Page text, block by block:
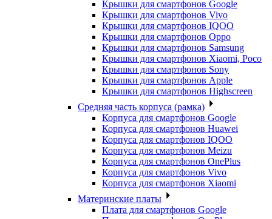
Крышки для смартфонов Google
Крышки для смартфонов Vivo
Крышки для смартфонов IQOO
Крышки для смартфонов Oppo
Крышки для смартфонов Samsung
Крышки для смартфонов Xiaomi, Poco
Крышки для смартфонов Sony
Крышки для смартфонов Apple
Крышки для смартфонов Highscreen
Средняя часть корпуса (рамка)
Корпуса для смартфонов Google
Корпуса для смартфонов Huawei
Корпуса для смартфонов IQOO
Корпуса для смартфонов Meizu
Корпуса для смартфонов OnePlus
Корпуса для смартфонов Vivo
Корпуса для смартфонов Xiaomi
Материнские платы
Плата для смартфонов Google